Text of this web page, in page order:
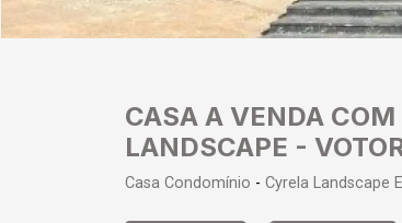
CASA A VENDA
LANDSCAPE -
Casa Condomínio - Cyrela Landscape